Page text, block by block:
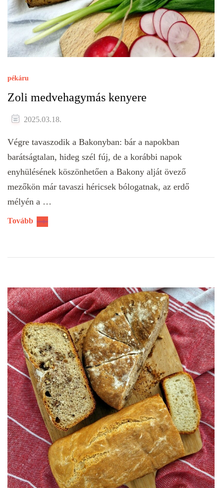
pékáru
Zoli medvehagymás kenyere
2025.03.18.
Végre tavaszodik a Bakonyban: bár a napokban
barátságtalan, hideg szél fúj, de a korábbi napok
enyhülésének köszönhetően a Bakony alját övező
mezőkön már tavaszi héricsek bólogatnak, az erdő
mélyén a …
Tovább